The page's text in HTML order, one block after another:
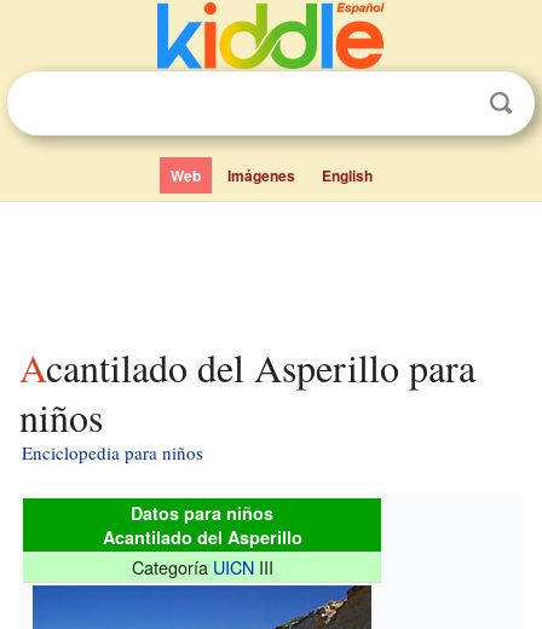
Web Imágenes English
Acantilado del Asperillo para
niños
Enciclopedia para niños
Datos para niños
Acantilado del Asperillo
Categoría UICNIII